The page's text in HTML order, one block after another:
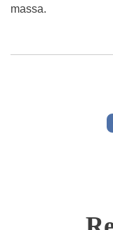
massa.